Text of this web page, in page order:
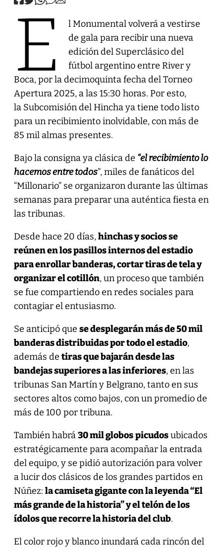
E
l Monumental volverá a vestirse
de gala para recibir una nueva
edición del Superclásico del
fútbol argentino entre River y
Boca, por la decimoquinta fecha del Torneo
Apertura 2025, a las 15:30 horas. Por esto,
la Subcomisión del Hincha ya tiene todo listo
para un recibimiento inolvidable, con más de
85 mil almas presentes.
Bajo la consigna ya clásica de “el recibimiento lo
hacemos entre todos”, miles de fanáticos del
“Millonario” se organizaron durante las últimas
semanas para preparar una auténtica fiesta en
las tribunas.
Desde hace 20 días,hinchas y socios se
reúnen en los pasillos internos del estadio
para enrollar banderas, cortar tiras de tela y
organizar el cotillón, un proceso que también
se fue compartiendo en redes sociales para
contagiar el entusiasmo.
Se anticipó que se desplegarán más de 50 mil
banderas distribuidas por todo el estadio,
además de tiras que bajarán desde las
bandejas superiores a las inferiores, en las
tribunas San Martín y Belgrano, tanto en sus
sectores altos como bajos, con un promedio de
más de 100 por tribuna.
También habrá30 mil globos picudosubicados
estratégicamente para acompañar la entrada
del equipo, y se pidió autorización para volver
a lucir dos clásicos de los grandes partidos en
Núñez: la camiseta gigante con la leyenda “El
más grande de la historia” y el telón de los
ídolos que recorre la historia del club.
El color rojo y blanco inundará cada rincón del